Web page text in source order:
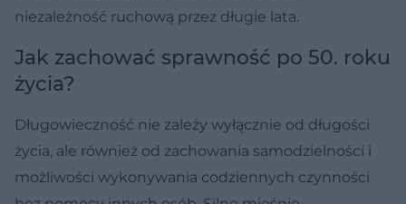
niezależność ruchową przez długie lata.
Jak zachować sprawność po 50. roku
życia?
Długowieczność nie zależy wyłącznie od długości
życia, ale również od zachowania samodzielności i
możliwości wykonywania codziennych czynności